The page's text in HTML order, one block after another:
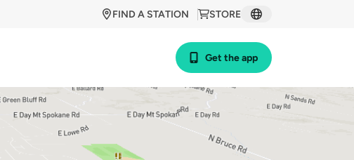
STORE
FIND A STATION
Get the app